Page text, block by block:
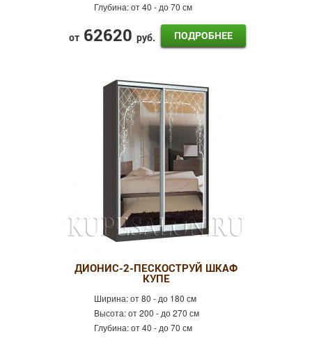
Глубина:от 40 - до 70 см
от 62620 руб. ПОДРОБНЕЕ
ДИОНИС-2-ПЕСКОСТРУЙ ШКАФ
КУПЕ
Ширина:от 80 - до 180 см
Высота:от 200 - до 270 см
Глубина:от 40 - до 70 см